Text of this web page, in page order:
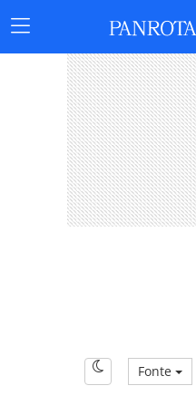
Menu
Principal
Fonte